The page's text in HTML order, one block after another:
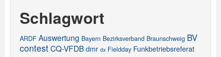
Schlagwort
ARDF Auswertung Bayern Bezirksverband Braunschweig BV
contestCQ-VFDB dmr dx Fieldday Funkbetriebsreferat